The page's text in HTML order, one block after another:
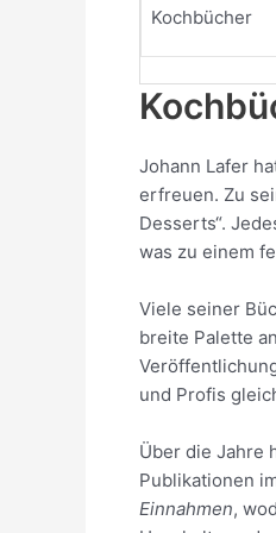
Kochbücher
Johann Lafer
erfreuen. Zu
Desserts“.
was zu einem
Viele seiner
breite Palette
und Profis
Über die Jahre
Publikationen
Einnahmen,